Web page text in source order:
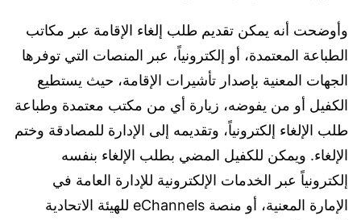
وأوضحت أنه يمكن تقديم طلب إلغاء الإقامة عبر مكاتب
الطباعة المعتمدة، أو إلكترونياً، عبر المنصات التي توفرها
الجهات المعنية بإصدار تأشيرات الإقامة، حيث يستطيع
الكفيل أو من يفوضه، زيارة أي من مكتب معتمدة وطباعة
طلب الإلغاء إلكترونياً، وتقديمه إلى الإدارة للمصادقة وختم
الإلغاء. ويمكن للكفيل المضي بطلب الإلغاء بنفسه
إلكترونياً عبر الخدمات الإلكترونية للإدارة العامة في
الإمارة المعنية، أو منصة eChannels للهيئة الاتحادية